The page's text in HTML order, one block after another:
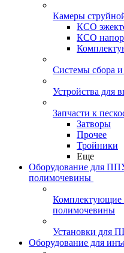
Камеры
КСО
КСО
Системы сбора и
Устройства для
Запчасти к
Затворы
Прочее
Тройники
Еще
Оборудование для
полимочевины
Комплектующие
полимочевины
Установки для
Оборудование для